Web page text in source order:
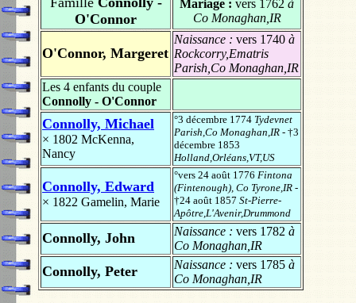
O'Connor
Mariage : vers 1762 à
Co Monaghan,IR
O'Connor, Margeret
Naissance : vers 1740 à
Rockcorry,Ematris
Parish,Co Monaghan,IR
Les 4 enfants du couple
Connolly - O'Connor
Connolly, Michael
× 1802 McKenna,
Nancy
°3 décembre 1774 Tydevnet
Parish,Co Monaghan,IR - †3
décembre 1853
Holland,Orléans,VT,US
Connolly, Edward
× 1822 Gamelin, Marie
°vers 24 août 1776 Fintona
(Fintenough), Co Tyrone,IR -
†24 août 1857 St-Pierre-
Apôtre,L'Avenir,Drummond
Connolly, John Naissance : vers 1782 à
Co Monaghan,IR
Connolly, Peter Naissance : vers 1785 à
Co Monaghan,IR